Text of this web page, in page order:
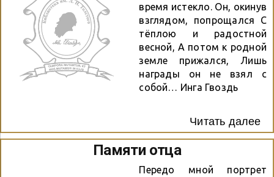
время истекло. Он, окинув
взглядом, попрощался С
тёплою и радостной
весной, А потом к родной
земле прижался, Лишь
награды он не взял с
собой… Инга Гвоздь
Читать далее
Памяти отца
Передо мной портрет